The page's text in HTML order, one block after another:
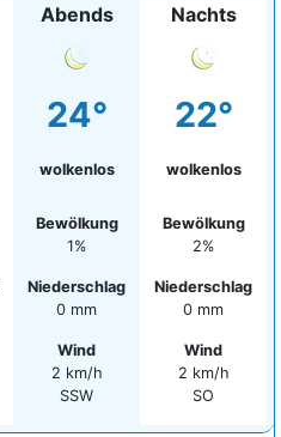
Abends
24°
wolkenlos
Bewölkung
1%
Niederschlag
0 mm
Wind
2 km/h
SSW
Nachts
22°
wolkenlos
Bewölkung
2%
Niederschlag
0 mm
Wind
2 km/h
SO